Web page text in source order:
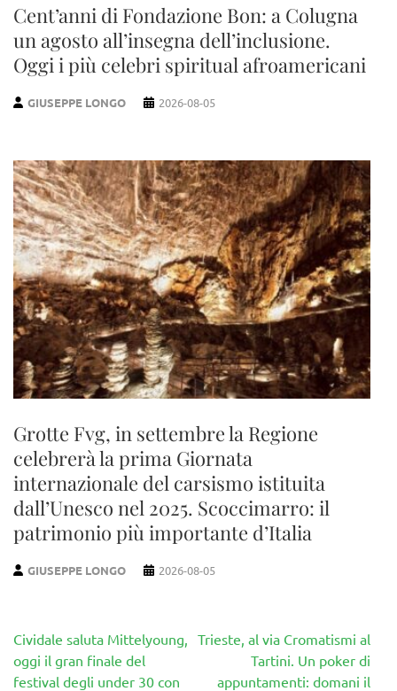
Cent’anni di Fondazione Bon: a Colugna
un agosto all’insegna dell’inclusione.
Oggi i più celebri spiritual afroamericani
GIUSEPPE LONGO 2026-08-05
Grotte Fvg, in settembre la Regione
celebrerà la prima Giornata
internazionale del carsismo istituita
dall’Unesco nel 2025. Scoccimarro: il
patrimonio più importante d’Italia
GIUSEPPE LONGO 2026-08-05
Navigazione
articoli
Cividale saluta Mittelyoung,
oggi il gran finale del
festival degli under 30 con
Trieste, al via Cromatismi al
Tartini. Un poker di
appuntamenti: domani il